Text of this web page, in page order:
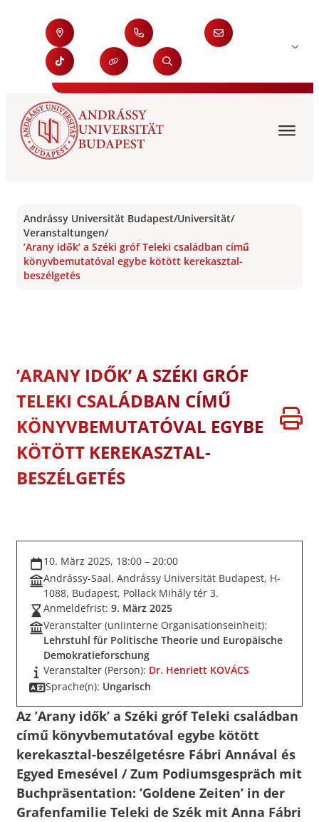
Andrássy Universität Budapest/Universität/
Veranstaltungen/
’Arany idők’ a Széki gróf Teleki családban című
könyvbemutatóval egybe kötött kerekasztal-
beszélgetés
’ARANY IDŐK’ A SZÉKI GRÓF
TELEKI CSALÁDBAN CÍMŰ
KÖNYVBEMUTATÓVAL EGYBE
KÖTÖTT KEREKASZTAL-
BESZÉLGETÉS
10. März 2025, 18:00 – 20:00
Andrássy-Saal, Andrássy Universität Budapest, H-
1088, Budapest, Pollack Mihály tér 3.
Anmeldefrist: 9. März 2025
Veranstalter (uniinterne Organisationseinheit):
Lehrstuhl für Politische Theorie und Europäische
Demokratieforschung
Veranstalter (Person): Dr. Henriett KOVÁCS
Sprache(n): Ungarisch
Az ’Arany idők’ a Széki gróf Teleki családban
című könyvbemutatóval egybe kötött
kerekasztal-beszélgetésre Fábri Annával és
Egyed Emesével / Zum Podiumsgespräch mit
Buchpräsentation: ’Goldene Zeiten’ in der
Grafenfamilie Teleki de Szék mit Anna Fábri